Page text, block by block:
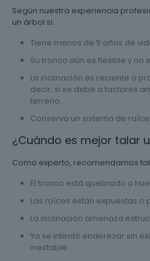
Según nuestra experiencia
un árbol si:
Tiene menos de 5 años de
Su tronco aún es flexible y no
La inclinación es reciente o
decir, si se debe a factores
terreno.
Conserva un sistema de
¿Cuándo es mejor talar
Como experto, recomendamos
El tronco está quebrado o
Las raíces están expuestas o
La inclinación amenaza
Ya se intentó enderezar sin
inestable.